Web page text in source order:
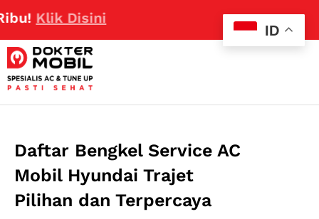
Disini
Daftar Bengkel Service AC
Mobil Hyundai Trajet
Pilihan dan Terpercaya
ID